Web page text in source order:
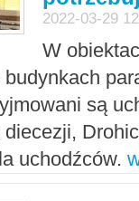
2022-03-29
W
są
uchodźców.